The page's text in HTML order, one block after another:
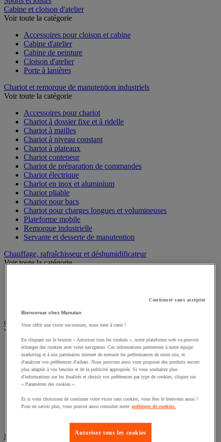
Cabine et cloison d'atelier
Voir toute la catégorie
Accessoires pour cloison et cabine
Cabine d'atelier
Cabine de peinture
Cloison d'atelier
Porte à lanières
Chariot et remorque de manutention industriels
Voir toute la catégorie
Accessoires pour chariot
Chariot à dossier fixe et à ridelle
Chariot à mailles
Chariot à niveau constant
Chariot à plateaux
Chariot conteneur
Chariot de préparation de commandes
Chariot électrique
Chariot en inox et aluminium
Chariot pliable
Chariot pour bacs
Chariot pour charges longues et volumineuses
Plateforme mobile
Remorque industrielle
Servante et desserte de manutention
Chauffage, rafraîchisseur et déshumidificateur
Voir toute la catégorie
Convoyeur
Voir toute la catégorie
Accessoires pour convoyeur
Bille de manutention
Convoyeur à rouleaux
Convoyeur extensible et mobile
Convoyeur motorisé à bande
Rail et barrette de manutention
Rouleau de manutention et galet pour convoyeur
Diable
Continuer sans accepter
Bienvenue chez Manutan
Vous offrir une visite sur-mesure, nous tient à cœur !
En cliquant sur le bouton « Autoriser tous les cookies », notre plateforme web va pouvoir
échanger des cookies avec votre navigateur. Ces informations permettent à notre équipe
marketing et à nos partenaires internet de mesurer les performances de notre site, et
d'analyser vos préférences d'achats. Nous pouvons ainsi vous proposer des produits encore
plus adaptés à vos besoins et de la publicité appropriée. Si vous souhaitez plus
d'informations sur les finalités et choisir vos préférences par type de cookies, cliquez sur
« Paramètres des cookies ».
Et si vous choisissez de continuer votre visite sans cookies, vous êtes le bienvenu aussi !
Pour en savoir plus, vous pouvez aussi consulter notre politique de cookies.
Autoriser tous les cookies